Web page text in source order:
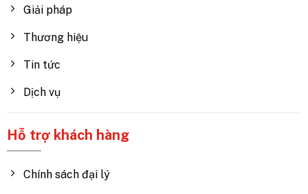
Giải pháp
Thương hiệu
Tin tức
Dịch vụ
Hỗ trợ khách hàng
Chính sách đại lý